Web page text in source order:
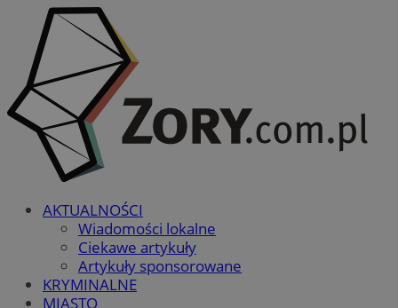
AKTUALNOŚCI
Wiadomości lokalne
Ciekawe artykuły
Artykuły sponsorowane
KRYMINALNE
MIASTO